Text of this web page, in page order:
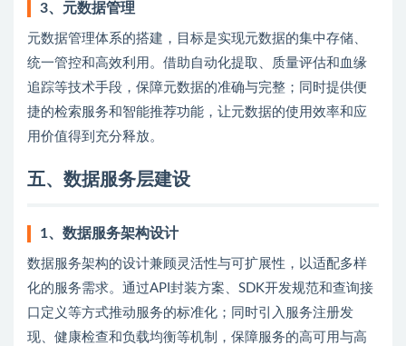
3、元数据管理
元数据管理体系的搭建，目标是实现元数据的集中存储、
统一管控和高效利用。借助自动化提取、质量评估和血缘
追踪等技术手段，保障元数据的准确与完整；同时提供便
捷的检索服务和智能推荐功能，让元数据的使用效率和应
用价值得到充分释放。
五、数据服务层建设
1、数据服务架构设计
数据服务架构的设计兼顾灵活性与可扩展性，以适配多样
化的服务需求。通过API封装方案、SDK开发规范和查询接
口定义等方式推动服务的标准化；同时引入服务注册发
现、健康检查和负载均衡等机制，保障服务的高可用与高